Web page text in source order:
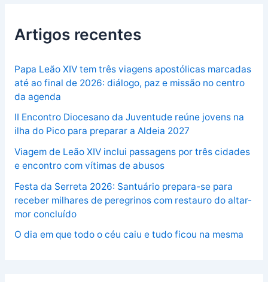
Artigos recentes
Papa Leão XIV tem três viagens apostólicas marcadas
até ao final de 2026: diálogo, paz e missão no centro
da agenda
II Encontro Diocesano da Juventude reúne jovens na
ilha do Pico para preparar a Aldeia 2027
Viagem de Leão XIV inclui passagens por três cidades
e encontro com vítimas de abusos
Festa da Serreta 2026: Santuário prepara-se para
receber milhares de peregrinos com restauro do altar-
mor concluído
O dia em que todo o céu caiu e tudo ficou na mesma